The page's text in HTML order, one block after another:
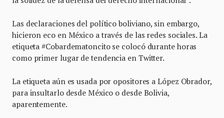
Las declaraciones del político boliviano, sin embargo,
hicieron eco en México a través de las redes sociales. La
etiqueta #Cobardematoncito se colocó durante horas
como primer lugar de tendencia en Twitter.
La etiqueta aún es usada por opositores a López Obrador,
para insultarlo desde México o desde Bolivia,
aparentemente.